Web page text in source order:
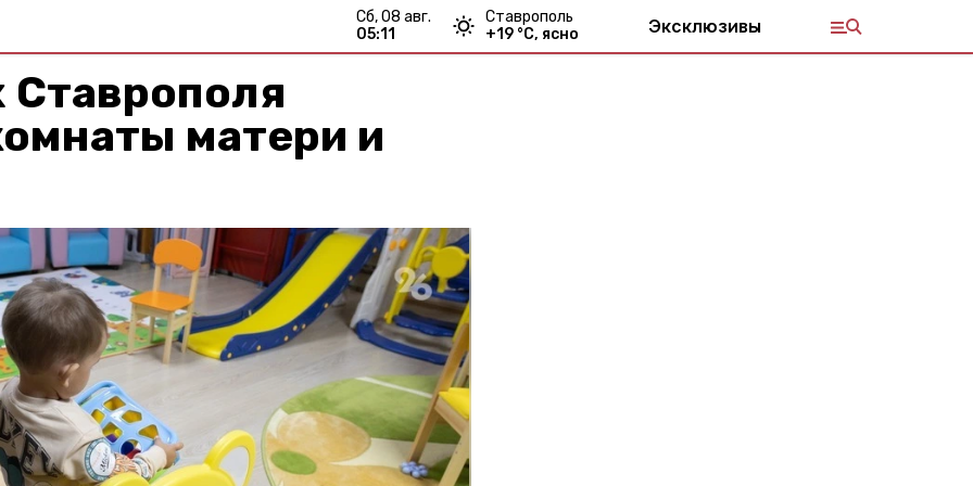
сб, 08 авг.
05:11
Ставрополь
+19 °С, ясно Эксклюзивы
Ставрополя
матери и